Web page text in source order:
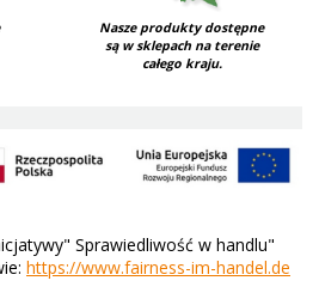
Nasze produkty dostępne
są w sklepach na terenie
całego kraju.
Sprawiedliwość w handlu"
https://www.fairness-im-handel.de